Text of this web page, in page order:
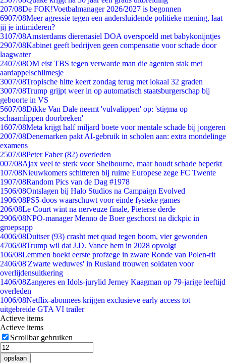
207/08De FOK!Voetbalmanager 2026/2027 is begonnen
6907/08Meer agressie tegen een andersluidende politieke mening, laat
jij je intimideren?
3107/08Amsterdams dierenasiel DOA overspoeld met babykonijntjes
2907/08Kabinet geeft bedrijven geen compensatie voor schade door
laagwater
2407/08OM eist TBS tegen verwarde man die agenten stak met
aardappelschilmesje
3007/08Tropische hitte keert zondag terug met lokaal 32 graden
3007/08Trump grijpt weer in op automatisch staatsburgerschap bij
geboorte in VS
5607/08Dikke Van Dale neemt 'vulvalippen' op: 'stigma op
schaamlippen doorbreken'
1607/08Meta krijgt half miljard boete voor mentale schade bij jongeren
2007/08Denemarken pakt AI-gebruik in scholen aan: extra mondelinge
examens
2507/08Peter Faber (82) overleden
007/08Ajax veel te sterk voor Shelbourne, maar houdt schade beperkt
107/08Nieuwkomers schitteren bij ruime Europese zege FC Twente
1907/08Random Pics van de Dag #1978
1506/08Ontslagen bij Halo Studios na Campaign Evolved
1906/08PS5-doos waarschuwt voor einde fysieke games
206/08Le Court wint na nerveuze finale, Pieterse derde
2906/08NPO-manager Menno de Boer geschorst na dickpic in
groepsapp
4006/08Duitser (93) crasht met quad tegen boom, vier gewonden
4706/08Trump wil dat J.D. Vance hem in 2028 opvolgt
106/08Lemmen boekt eerste profzege in zware Ronde van Polen-rit
2406/08'Zwarte weduwes' in Rusland trouwen soldaten voor
overlijdensuitkering
1406/08Zangeres en Idols-jurylid Jerney Kaagman op 79-jarige leeftijd
overleden
1006/08Netflix-abonnees krijgen exclusieve early access tot
uitgebreide GTA VI trailer
Actieve items
Actieve items
Scrollbar gebruiken
opslaan